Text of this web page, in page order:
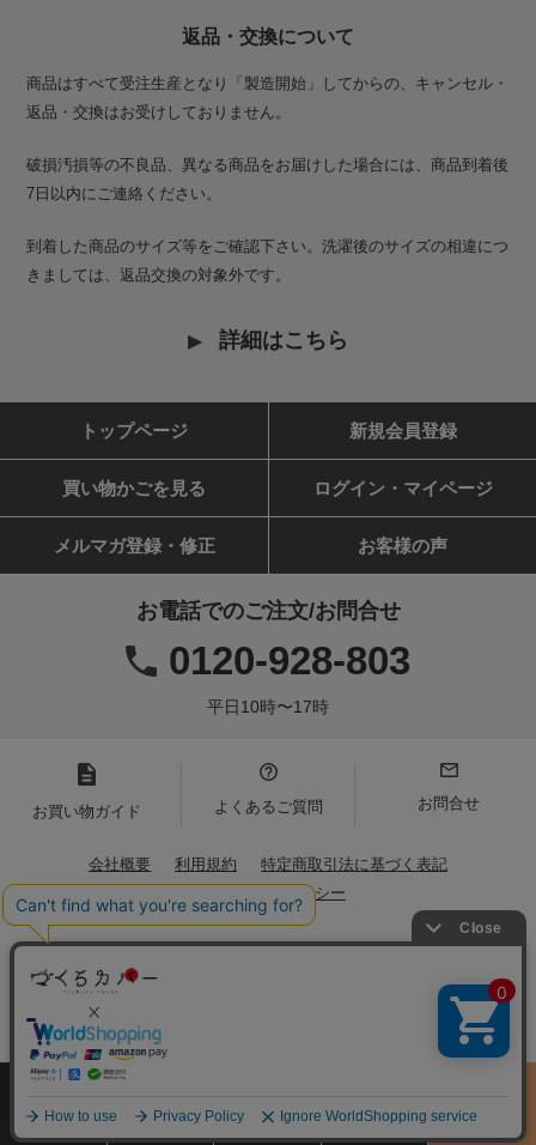
返品・交換について
商品はすべて受注生産となり「製造開始」してからの、キャンセル・
返品・交換はお受けしておりません。
破損汚損等の不良品、異なる商品をお届けした場合には、商品到着後
7日以内にご連絡ください。
到着した商品のサイズ等をご確認下さい。洗濯後のサイズの相違につ
きましては、返品交換の対象外です。
詳細はこちら
トップページ 新規会員登録
買い物かごを見る ログイン・マイページ
メルマガ登録・修正 お客様の声
お電話でのご注文/お問合せ
0120-928-803
平日10時〜17時
お買い物ガイド よくあるご質問 お問合せ
会社概要 利用規約
特定商取引法に基づく表記
プライバシーポリシー
商品をさがす
サイズ
お買物ガイド カート